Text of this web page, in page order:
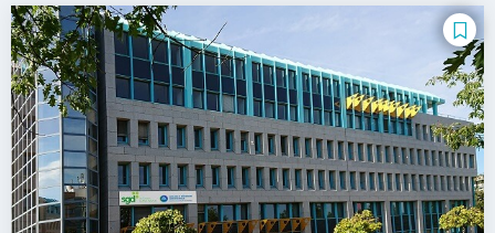
Offenbach bei Frankfurt am Main
Schwarzheide/Oberspreewald-Lausitz bei
Dresden